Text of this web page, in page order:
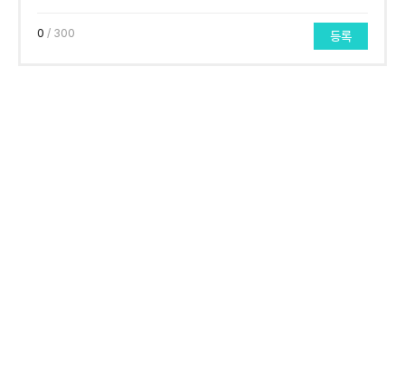
0 / 300 등록